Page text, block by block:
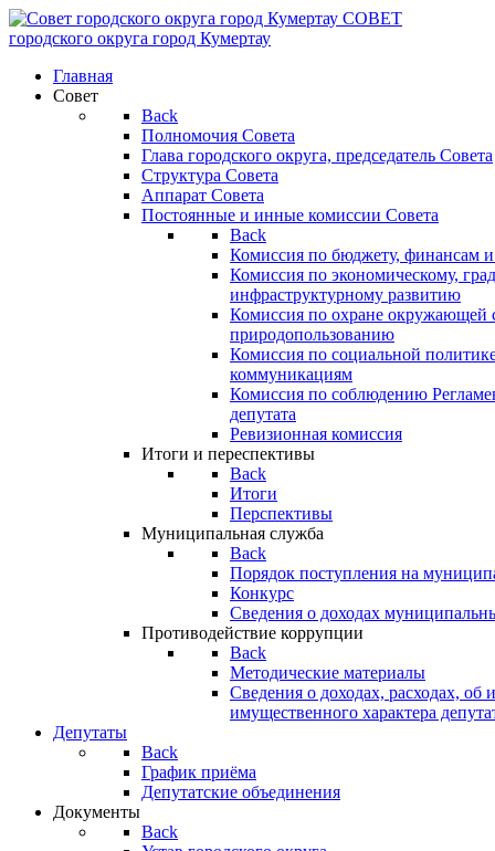
СОВЕТ
городского округа город Кумертау
Главная
Совет
Back
Полномочия Совета
Глава городского округа, председатель Совета
Структура Совета
Аппарат Совета
Постоянные и инные комиссии Совета
Back
Комиссия по бюджету, финансам и
Комиссия по экономическому,
инфраструктурному развитию
Комиссия по охране окружающей
природопользованию
Комиссия по социальной
коммуникациям
Комиссия по соблюдению
депутата
Ревизионная комиссия
Итоги и переспективы
Back
Итоги
Перспективы
Муниципальная служба
Back
Порядок поступления на
Конкурс
Сведения о доходах
Противодействие коррупции
Back
Методические материалы
Сведения о доходах, расходах, об
имущественного характера
Депутаты
Back
График приёма
Депутатские объединения
Документы
Back